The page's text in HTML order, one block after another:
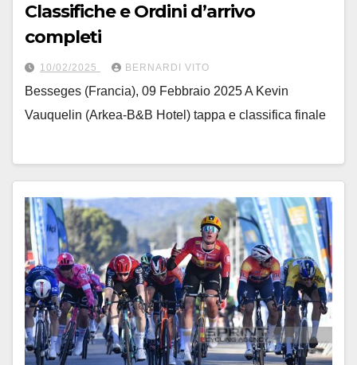
Classifiche e Ordini d’arrivo
completi
10/02/2025 BERNARDI VITO
Besseges (Francia), 09 Febbraio 2025 A Kevin
Vauquelin (Arkea-B&B Hotel) tappa e classifica finale